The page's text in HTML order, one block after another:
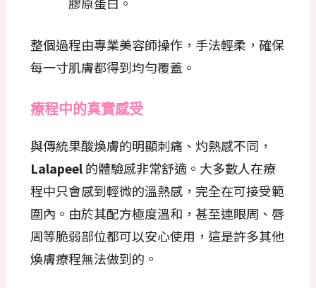
整個過程由專業美容師操作，手法輕柔，確保
每一寸肌膚都得到均勻覆蓋。
療程中的真實感受
與傳統果酸煥膚的明顯刺痛、灼熱感不同，
Lalapeel的體驗感非常舒適。大多數人在療
程中只會感到輕微的溫熱感，完全在可接受範
圍內。由於其配方極度溫和，甚至連眼周、唇
周等脆弱部位都可以安心使用，這是許多其他
煥膚療程無法做到的。